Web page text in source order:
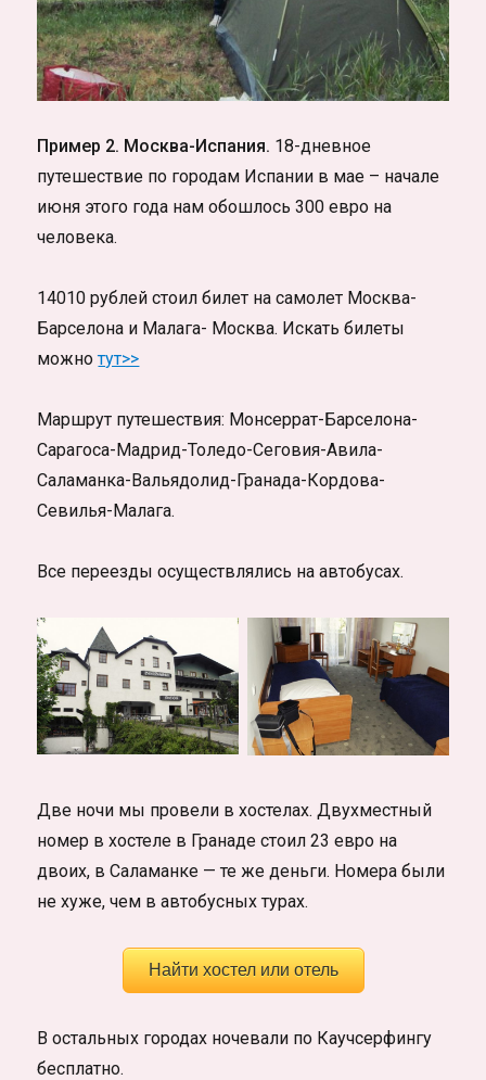
Пример 2. Москва-Испания. 18-дневное
путешествие по городам Испании в мае – начале
июня этого года нам обошлось 300 евро на
человека.
14010 рублей стоил билет на самолет Москва-
Барселона и Малага- Москва. Искать билеты
можнотут>>
Маршрут путешествия: Монсеррат-Барселона-
Сарагоса-Мадрид-Толедо-Сеговия-Авила-
Саламанка-Вальядолид-Гранада-Кордова-
Севилья-Малага.
Все переезды осуществлялись на автобусах.
Две ночи мы провели в хостелах. Двухместный
номер в хостеле в Гранаде стоил 23 евро на
двоих, в Саламанке — те же деньги. Номера были
не хуже, чем в автобусных турах.
Найти хостел или отель
В остальных городах ночевали по Каучсерфингу
бесплатно.